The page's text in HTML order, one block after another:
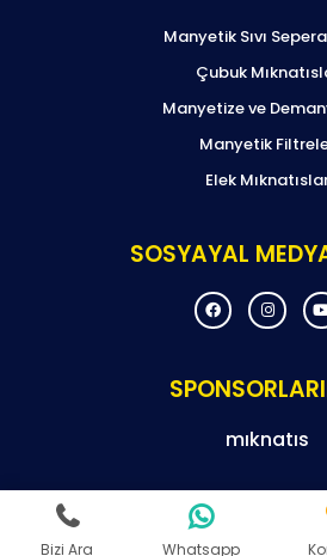
Manyetik Sıvı
Çubuk
Manyetize ve
Manyetik
Elek
SOSYAYAL
F
a
c
o
o
I
n
s
g
r
Y
mıknatıs
© Copyright By 2024 Magneteksan – Tüm
Bizi Ara Whatsapp